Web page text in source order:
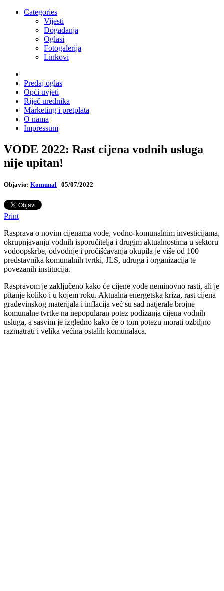
Categories
Vijesti
Događanja
Oglasi
Fotogalerija
Linkovi
Predaj oglas
Opći uvjeti
Riječ urednika
Marketing i pretplata
O nama
Impressum
VODE 2022: Rast cijena vodnih usluga
nije upitan!
Objavio: Komunal | 05/07/2022
Print
Rasprava o novim cijenama vode, vodno-komunalnim investicijama,
okrupnjavanju vodnih isporučitelja i drugim aktualnostima u sektoru
vodoopskrbe, odvodnje i pročišćavanja okupila je više od 100
predstavnika komunalnih tvrtki, JLS, udruga i organizacija te
povezanih institucija.
Raspravom je zaključeno kako će cijene vode neminovno rasti, ali je
pitanje koliko i u kojem roku. Aktualna energetska kriza, rast cijena
građevinskog materijala i inflacija već su sad natjerale brojne
komunalne tvrtke na nepopularan potez podizanja cijena vodnih
usluga, a sasvim je izgledno kako će o tom potezu morati ozbiljno
razmatrati i velika većina ostalih komunalaca.